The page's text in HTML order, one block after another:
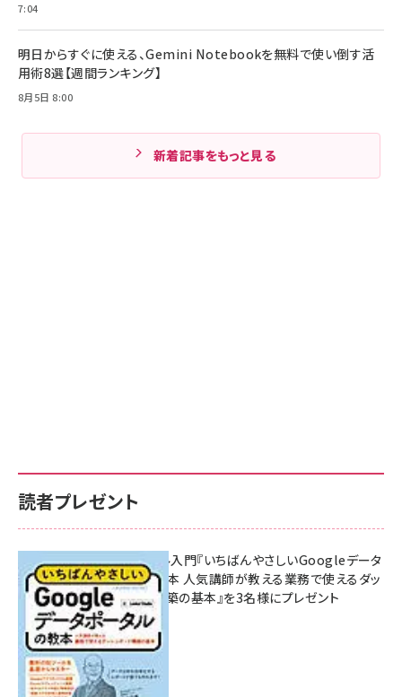
7:04
明日からすぐに使える、Gemini Notebookを無料で使い倒す活
用術8選【週間ランキング】
8月5日 8:00
新着記事をもっと見る
読者プレゼント
無料BIツール入門『いちばんやさしいGoogleデータ
ポータルの教本 人気講師が教える業務で使えるダッ
シュボード構築の基本』を3名様にプレゼント
7月31日 10:00